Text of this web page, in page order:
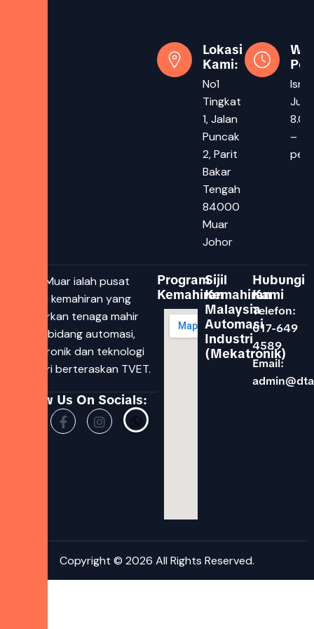
Lokasi
Kami:
No1
Tingkat
1, Jalan
Puncak
2, Parit
Bakar
Tengah
84000
Muar
Johor
–
DTAC Muar ialah pusat
latihan kemahiran yang
melahirkan tenaga mahir
dalam bidang automasi,
mekatronik dan teknologi
industri berteraskan TVET.
Follow Us On Socials:
Program
Kemahiran
Sijil
Kemahiran
Malaysia
Automasi
Industri
(Mekatronik)
Hubungi
Kami
Telefon:
017-649
4589
Email:
Copyright © 2026 All Rights Reserved.